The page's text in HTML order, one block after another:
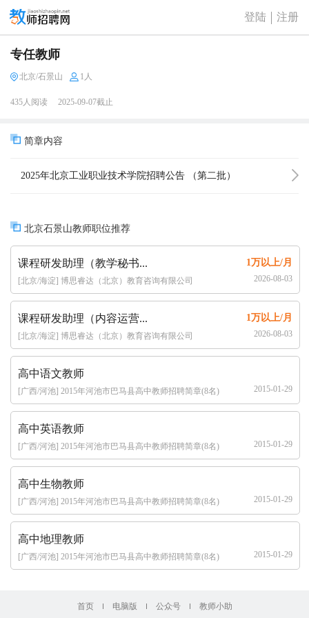
登陆 注册
专任教师
北京/石景山 1人
435人阅读 2025-09-07截止
简章内容
2025年北京工业职业技术学院招聘公告 （第二批）
北京石景山教师职位推荐
课程研发助理（教学秘书... 1万以上/月
[北京/海淀] 博思睿达（北京）教育咨询有限公司 2026-08-03
课程研发助理（内容运营... 1万以上/月
[北京/海淀] 博思睿达（北京）教育咨询有限公司 2026-08-03
高中语文教师
[广西/河池] 2015年河池市巴马县高中教师招聘简章(8名) 2015-01-29
高中英语教师
[广西/河池] 2015年河池市巴马县高中教师招聘简章(8名) 2015-01-29
高中生物教师
[广西/河池] 2015年河池市巴马县高中教师招聘简章(8名) 2015-01-29
高中地理教师
[广西/河池] 2015年河池市巴马县高中教师招聘简章(8名) 2015-01-29
首页 电脑版 公众号 教师小助